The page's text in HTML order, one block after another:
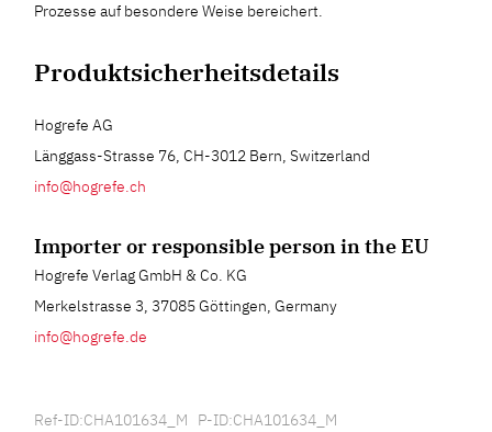
Prozesse auf besondere Weise bereichert.
Produktsicherheitsdetails
Hogrefe AG
Länggass-Strasse 76, CH-3012 Bern, Switzerland
info@hogrefe.ch
Importer or responsible person in the EU
Hogrefe Verlag GmbH & Co. KG
Merkelstrasse 3, 37085 Göttingen, Germany
info@hogrefe.de
Ref-ID:CHA101634_M P-ID:CHA101634_M